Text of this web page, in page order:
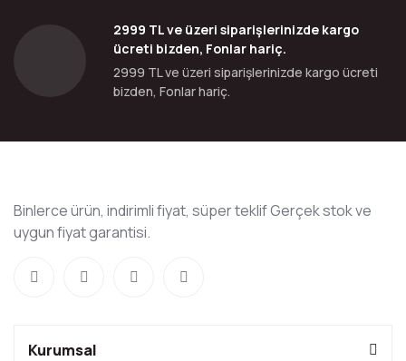
2999 TL ve üzeri siparişlerinizde kargo
ücreti bizden, Fonlar hariç.
2999 TL ve üzeri siparişlerinizde kargo ücreti
bizden, Fonlar hariç.
Binlerce ürün, indirimli fiyat, süper teklif Gerçek stok ve
uygun fiyat garantisi.
Kurumsal